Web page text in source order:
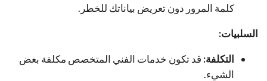
كلمة المرور دون تعريض بياناتك للخطر.
السلبيات:
التكلفة: قد تكون خدمات الفني المتخصص مكلفة بعض
الشيء.